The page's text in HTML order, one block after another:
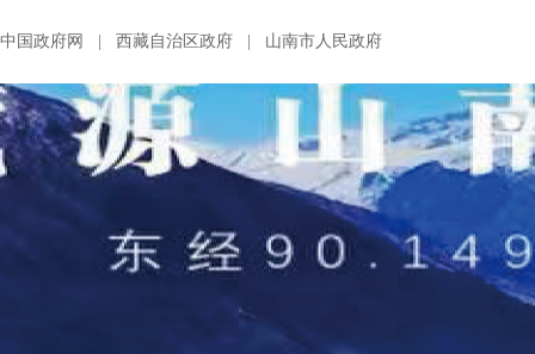
中国政府网 西藏自治区政府 山南市人民政府